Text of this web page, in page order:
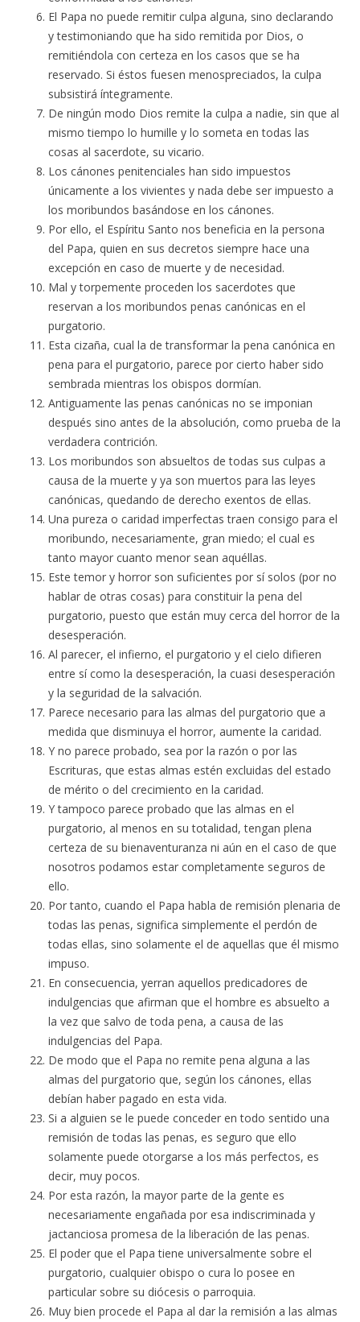
El Papa no puede remitir culpa alguna, sino declarando
y testimoniando que ha sido remitida por Dios, o
remitiéndola con certeza en los casos que se ha
reservado. Si éstos fuesen menospreciados, la culpa
subsistirá íntegramente.
De ningún modo Dios remite la culpa a nadie, sin que al
mismo tiempo lo humille y lo someta en todas las
cosas al sacerdote, su vicario.
Los cánones penitenciales han sido impuestos
únicamente a los vivientes y nada debe ser impuesto a
los moribundos basándose en los cánones.
Por ello, el Espíritu Santo nos beneficia en la persona
del Papa, quien en sus decretos siempre hace una
excepción en caso de muerte y de necesidad.
Mal y torpemente proceden los sacerdotes que
reservan a los moribundos penas canónicas en el
purgatorio.
Esta cizaña, cual la de transformar la pena canónica en
pena para el purgatorio, parece por cierto haber sido
sembrada mientras los obispos dormían.
Antiguamente las penas canónicas no se imponian
después sino antes de la absolución, como prueba de la
verdadera contrición.
Los moribundos son absueltos de todas sus culpas a
causa de la muerte y ya son muertos para las leyes
canónicas, quedando de derecho exentos de ellas.
Una pureza o caridad imperfectas traen consigo para el
moribundo, necesariamente, gran miedo; el cual es
tanto mayor cuanto menor sean aquéllas.
Este temor y horror son suficientes por sí solos (por no
hablar de otras cosas) para constituir la pena del
purgatorio, puesto que están muy cerca del horror de la
desesperación.
Al parecer, el infierno, el purgatorio y el cielo difieren
entre sí como la desesperación, la cuasi desesperación
y la seguridad de la salvación.
Parece necesario para las almas del purgatorio que a
medida que disminuya el horror, aumente la caridad.
Y no parece probado, sea por la razón o por las
Escrituras, que estas almas estén excluidas del estado
de mérito o del crecimiento en la caridad.
Y tampoco parece probado que las almas en el
purgatorio, al menos en su totalidad, tengan plena
certeza de su bienaventuranza ni aún en el caso de que
nosotros podamos estar completamente seguros de
ello.
Por tanto, cuando el Papa habla de remisión plenaria de
todas las penas, significa simplemente el perdón de
todas ellas, sino solamente el de aquellas que él mismo
impuso.
En consecuencia, yerran aquellos predicadores de
indulgencias que afirman que el hombre es absuelto a
la vez que salvo de toda pena, a causa de las
indulgencias del Papa.
De modo que el Papa no remite pena alguna a las
almas del purgatorio que, según los cánones, ellas
debían haber pagado en esta vida.
Si a alguien se le puede conceder en todo sentido una
remisión de todas las penas, es seguro que ello
solamente puede otorgarse a los más perfectos, es
decir, muy pocos.
Por esta razón, la mayor parte de la gente es
necesariamente engañada por esa indiscriminada y
jactanciosa promesa de la liberación de las penas.
El poder que el Papa tiene universalmente sobre el
purgatorio, cualquier obispo o cura lo posee en
particular sobre su diócesis o parroquia.
Muy bien procede el Papa al dar la remisión a las almas